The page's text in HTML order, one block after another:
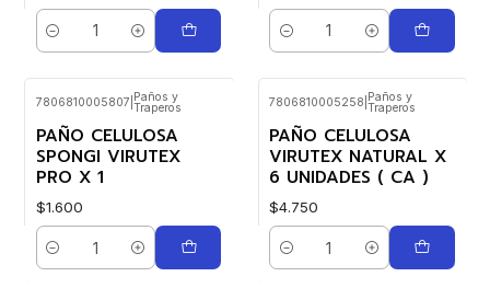
Cantidad Cantidad
7806810005807 Paños y
Traperos
PAÑO CELULOSA
SPONGI VIRUTEX
PRO X 1
$1.600
Cantidad
7806810005258 Paños y
Traperos
PAÑO CELULOSA
VIRUTEX NATURAL X
6 UNIDADES ( CA )
$4.750
Cantidad